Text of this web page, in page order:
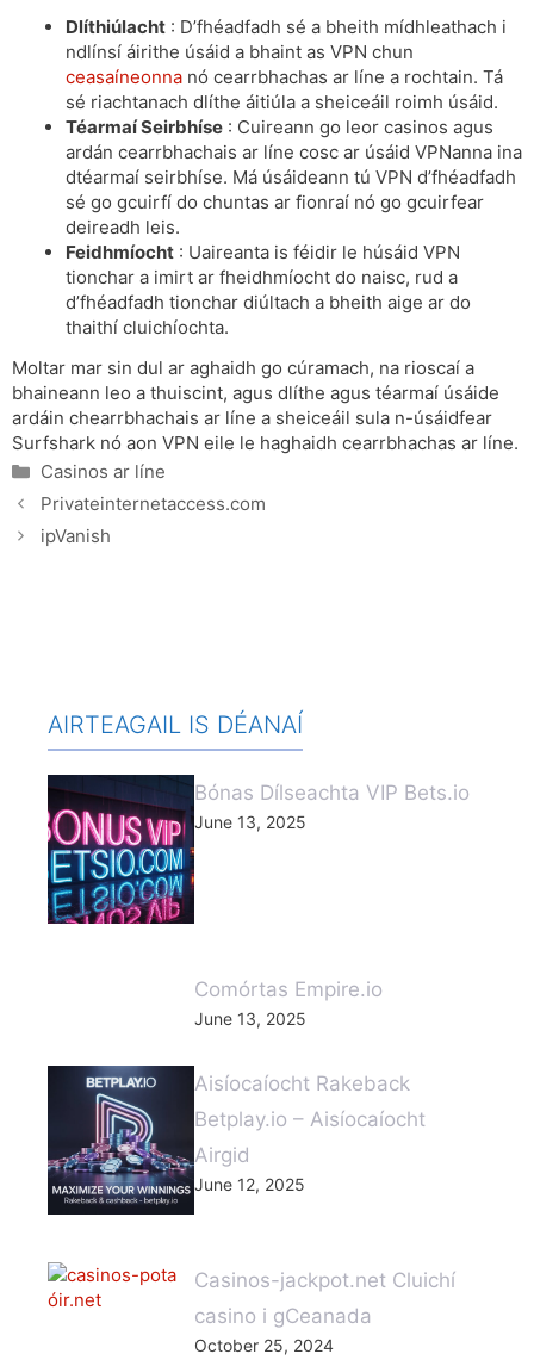
Dlíthiúlacht : D’fhéadfadh sé a bheith mídhleathach i
ndlínsí áirithe úsáid a bhaint as VPN chun
ceasaíneonna nó cearrbhachas ar líne a rochtain. Tá
sé riachtanach dlíthe áitiúla a sheiceáil roimh úsáid.
Téarmaí Seirbhíse : Cuireann go leor casinos agus
ardán cearrbhachais ar líne cosc ​​ar úsáid VPNanna ina
dtéarmaí seirbhíse. Má úsáideann tú VPN d’fhéadfadh
sé go gcuirfí do chuntas ar fionraí nó go gcuirfear
deireadh leis.
Feidhmíocht : Uaireanta is féidir le húsáid VPN
tionchar a imirt ar fheidhmíocht do naisc, rud a
d’fhéadfadh tionchar diúltach a bheith aige ar do
thaithí cluichíochta.
Moltar mar sin dul ar aghaidh go cúramach, na rioscaí a
bhaineann leo a thuiscint, agus dlíthe agus téarmaí úsáide
ardáin chearrbhachais ar líne a sheiceáil sula n-úsáidfear
Surfshark nó aon VPN eile le haghaidh cearrbhachas ar líne.
Categories
Casinos ar líne
Privateinternetaccess.com
ipVanish
AIRTEAGAIL IS DÉANAÍ
Bónas Dílseachta VIP Bets.io
June 13, 2025
Comórtas Empire.io
June 13, 2025
Aisíocaíocht Rakeback
Betplay.io – Aisíocaíocht
Airgid
June 12, 2025
Casinos-jackpot.net Cluichí
casino i gCeanada
October 25, 2024